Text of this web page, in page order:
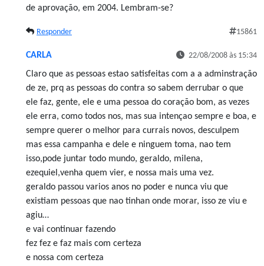
de aprovação, em 2004. Lembram-se?
Responder 15861
CARLA 22/08/2008 às 15:34
Claro que as pessoas estao satisfeitas com a a adminstração
de ze, prq as pessoas do contra so sabem derrubar o que
ele faz, gente, ele e uma pessoa do coração bom, as vezes
ele erra, como todos nos, mas sua intençao sempre e boa, e
sempre querer o melhor para currais novos, desculpem
mas essa campanha e dele e ninguem toma, nao tem
isso,pode juntar todo mundo, geraldo, milena,
ezequiel,venha quem vier, e nossa mais uma vez.
geraldo passou varios anos no poder e nunca viu que
existiam pessoas que nao tinhan onde morar, isso ze viu e
agiu…
e vai continuar fazendo
fez fez e faz mais com certeza
e nossa com certeza